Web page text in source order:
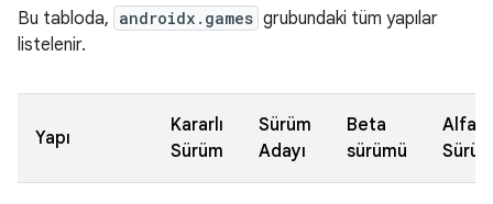
Bu tabloda, androidx.games grubundaki tüm yapılar
listelenir.
Yapı
Kararlı
Sürüm
Sürüm
Adayı
Beta
sürümü
Alfa